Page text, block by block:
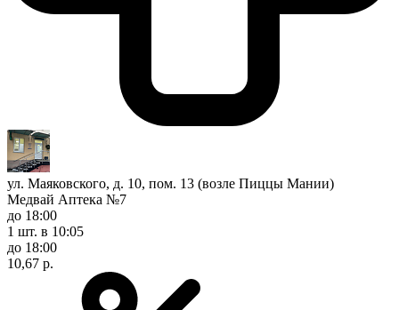
ул. Маяковского, д. 10, пом. 13 (возле Пиццы Мании)
Медвай Аптека №7
до 18:00
1 шт. в 10:05
до 18:00
10,67 р.